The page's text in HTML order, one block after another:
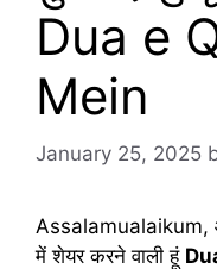
Dua e
Mein
January 25, 2025
Assalamualaikum,
में शेयर करने वाली हूं